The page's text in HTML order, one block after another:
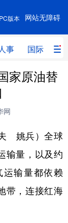
网站无障碍
PC版本
人事 国际 财
人事
体育
军事
家原油替
网
姚兵）全球
输量，以及约
运输量都依赖
带，连接红海